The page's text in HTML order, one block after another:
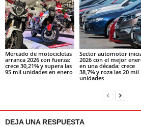
Mercado de motocicletas
arranca 2026 con fuerza:
crece 30,21% y supera las
95 mil unidades en enero
Sector automotor
2026 con el mejor
en una década: crece
38,7% y roza las 20 mil
unidades
DEJA UNA RESPUESTA